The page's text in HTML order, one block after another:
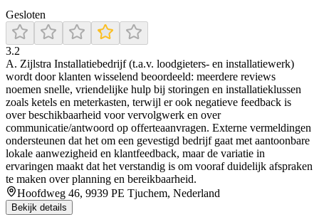
Gesloten
3.2
A. Zijlstra Installatiebedrijf (t.a.v. loodgieters- en installatiewerk)
wordt door klanten wisselend beoordeeld: meerdere reviews
noemen snelle, vriendelijke hulp bij storingen en installatieklussen
zoals ketels en meterkasten, terwijl er ook negatieve feedback is
over beschikbaarheid voor vervolgwerk en over
communicatie/antwoord op offerteaanvragen. Externe vermeldingen
ondersteunen dat het om een gevestigd bedrijf gaat met aantoonbare
lokale aanwezigheid en klantfeedback, maar de variatie in
ervaringen maakt dat het verstandig is om vooraf duidelijk afspraken
te maken over planning en bereikbaarheid.
Hoofdweg 46, 9939 PE Tjuchem, Nederland
Bekijk details